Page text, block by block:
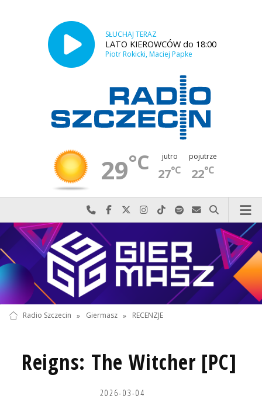
SŁUCHAJ TERAZ
LATO KIEROWCÓW do 18:00
Piotr Rokicki, Maciej Papke
29°C jutro
27°C
pojutrze
22°C
Najlepiej po prostu do nas zadzwoń
Odwiedź nas na Facebook-u
Odwiedź nas na X
Odwiedź nas na Instagram-ie
Odwiedź nas na TikTok-u
Szukaj nas na Spotify
Wyślij do nas
Szukaj
Radio Szczecin » Giermasz » RECENZJE
Reigns: The Witcher [PC]
2026-03-04